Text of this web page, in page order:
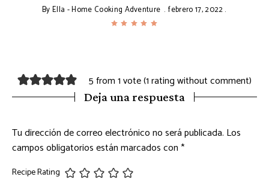
ByElla - Home Cooking Adventure febrero 17, 2022
5 from 1 vote (1 rating without comment)
Deja una respuesta
Tu dirección de correo electrónico no será publicada. Los
campos obligatorios están marcados con*
Recipe Rating